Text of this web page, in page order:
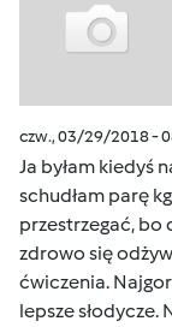
czw., 03/29/2018 -
Ja byłam kiedyś
schudłam parę
przestrzegać, bo
zdrowo się
ćwiczenia.
lepsze słodycze.